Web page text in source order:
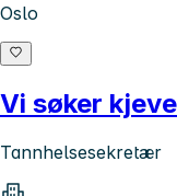
Oslo
Vi søker
Tannhelsesekretær